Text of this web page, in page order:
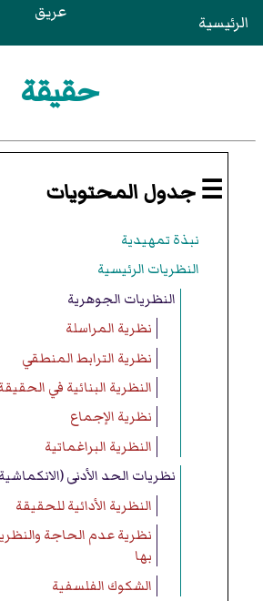
الرئيسية عريق
حقيقة
☰ جدول المحتويات
نبذة تمهيدية
النظريات الرئيسية
النظريات الجوهرية
نظرية المراسلة
نظرية الترابط المنطقي
النظرية البنائية في
نظرية الإجماع
النظرية البراغماتية
نظريات الحد الأدنى
النظرية الأدائية للحقيقة
نظرية عدم الحاجة
بها
الشكوك الفلسفية